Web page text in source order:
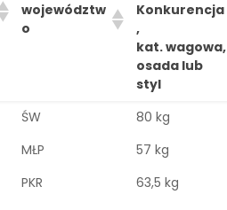
województw
o
Konkurencja
,
kat. wagowa,
osada lub
styl
ŚW 80 kg
MŁP
57 kg
PKR
63,5 kg